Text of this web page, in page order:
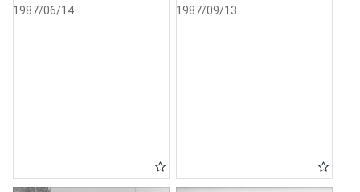
lotnisku Okęcie w
1987/06/14
Narodzenia
1987/09/13